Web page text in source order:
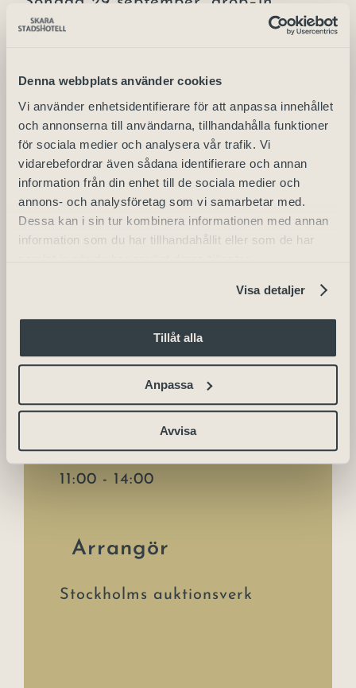
Denna webbplats använder cookies
Vi använder enhetsidentifierare för att anpassa innehållet
och annonserna till användarna, tillhandahålla funktioner
för sociala medier och analysera vår trafik. Vi
vidarebefordrar även sådana identifierare och annan
information från din enhet till de sociala medier och
annons- och analysföretag som vi samarbetar med.
Dessa kan i sin tur kombinera informationen med annan
information som du har tillhandahållit eller som de har
Visa detaljer
Tillåt alla
Anpassa
Avvisa
mellan kl 11–14
Skara
Varmt välkomna!
Thomas Di Leva Lucianoz
Detaljer
Tid:
11:00 - 14:00
Arrangör
Stockholms auktionsverk